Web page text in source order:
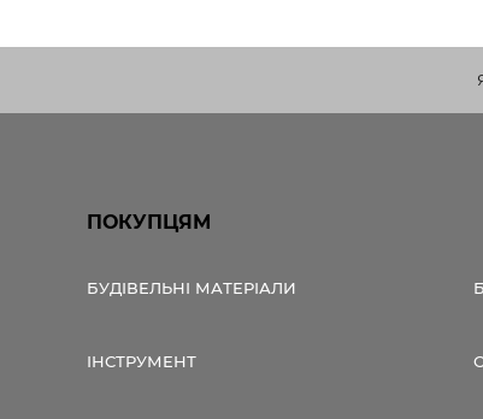
ПОКУПЦЯМ
БУДІВЕЛЬНІ МАТЕРІАЛИ
ІНСТРУМЕНТ